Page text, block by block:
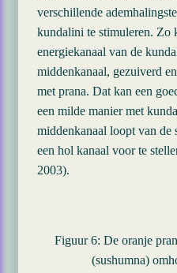
verschillende
kundalini te stimuleren. Zo
energiekanaal van de
middenkanaal, gezuiverd
met prana. Dat kan een
een milde manier met
middenkanaal loopt van de
een hol kanaal voor te
2003).
Figuur 6: De oranje
(sushumna)